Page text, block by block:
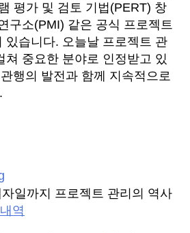
평가 및 검토 기법(PERT) 창
구소(PMI) 같은 공식 프로젝트
있습니다. 오늘날 프로젝트 관
쳐 중요한 분야로 인정받고 있
행의 발전과 함께 지속적으로
일까지 프로젝트 관리의 역사
역